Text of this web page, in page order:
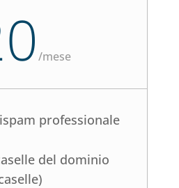
/mese
professionale
del dominio